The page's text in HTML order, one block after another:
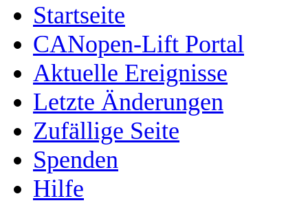
Startseite
CANopen-Lift Portal
Aktuelle Ereignisse
Letzte Änderungen
Zufällige Seite
Spenden
Hilfe